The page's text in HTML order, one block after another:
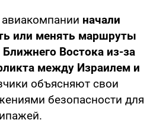
начали
или менять маршруты
Востока из-за
между Израилем и
объясняют свои
безопасности для